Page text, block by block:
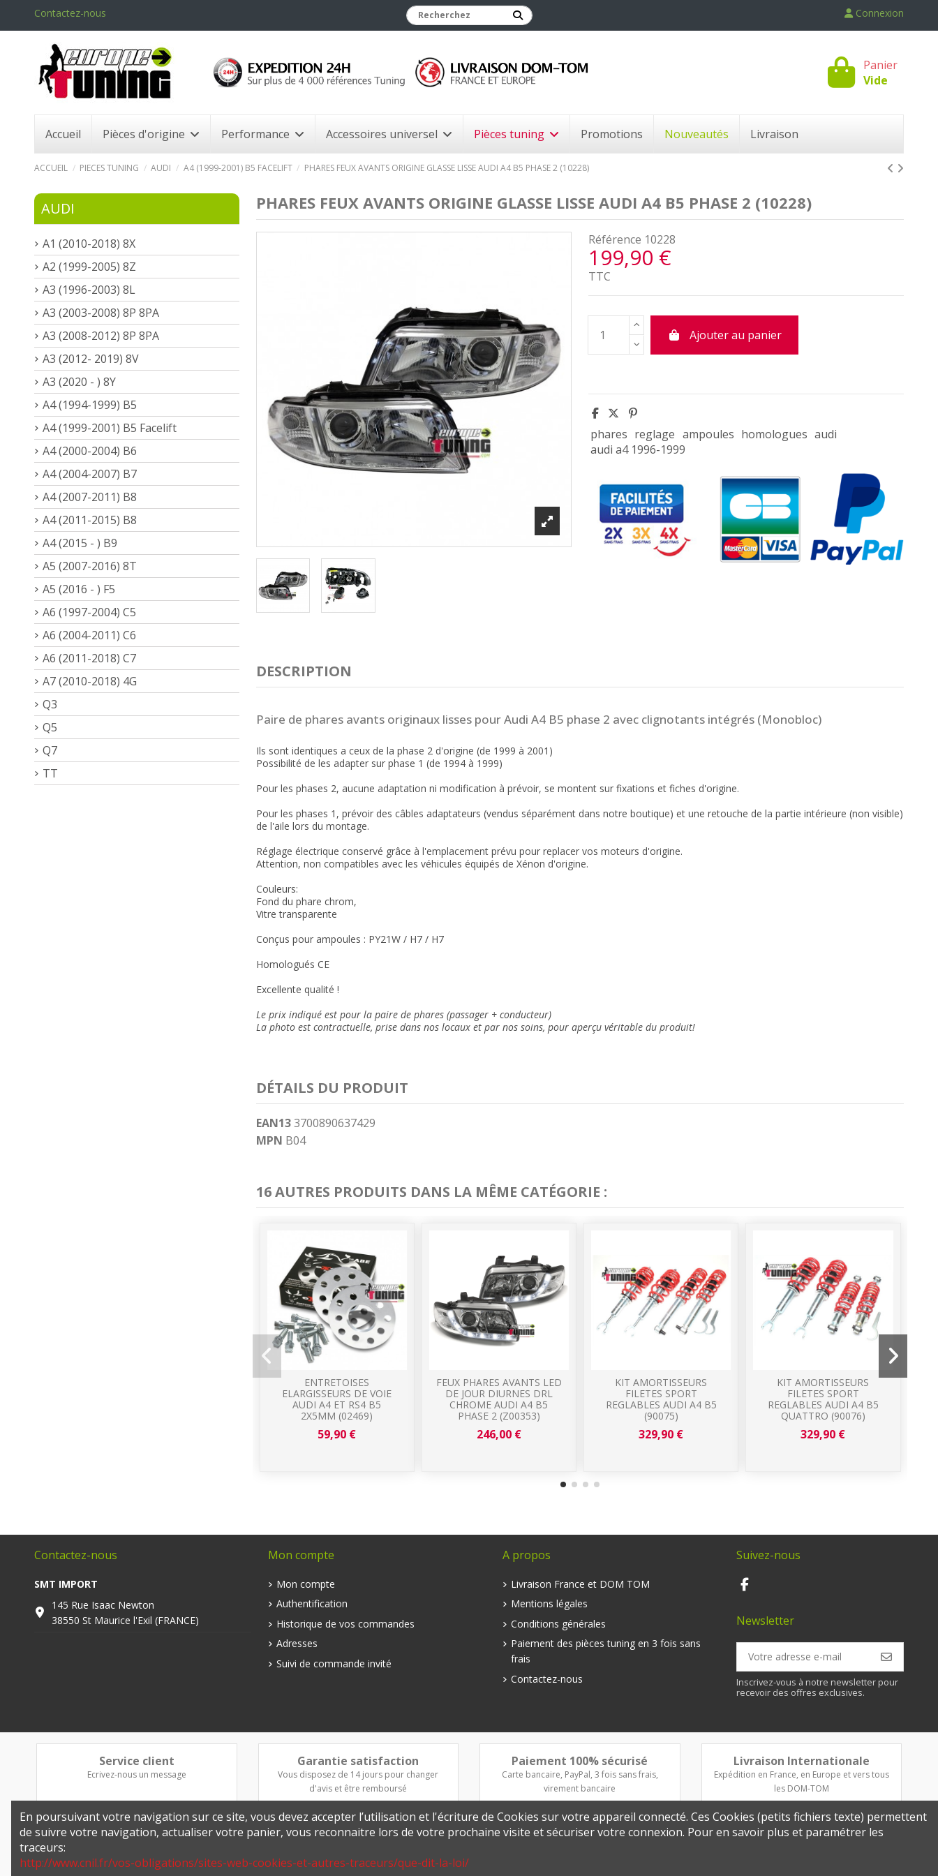
Contactez-nous Connexion
Panier
Vide
Accueil Pièces d'origine Performance Accessoires universel Pièces tuning Promotions Nouveautés Livraison
ACCUEIL PIECES TUNING AUDI A4 (1999-2001) B5 FACELIFT PHARES FEUX AVANTS ORIGINE GLASSE LISSE AUDI A4 B5 PHASE 2 (10228)
PHARES FEUX AVANTS ORIGINE GLASSE LISSE AUDI A4 B5 PHASE 2 (10228)
Référence 10228
199,90 €
TTC
Ajouter au panier
phares reglage ampoules homologues audi
audi a4 1996-1999
DESCRIPTION
Paire de phares avants originaux lisses pour Audi A4 B5 phase 2 avec clignotants intégrés (Monobloc)
Ils sont identiques a ceux de la phase 2 d'origine (de 1999 à 2001)
Possibilité de les adapter sur phase 1 (de 1994 à 1999)
Pour les phases 2, aucune adaptation ni modification à prévoir, se montent sur fixations et fiches d'origine.
Pour les phases 1, prévoir des câbles adaptateurs (vendus séparément dans notre boutique) et une retouche de la partie intérieure (non visible)
de l'aile lors du montage.
Réglage électrique conservé grâce à l'emplacement prévu pour replacer vos moteurs d'origine.
Attention, non compatibles avec les véhicules équipés de Xénon d'origine.
Couleurs:
Fond du phare chrom,
Vitre transparente
Conçus pour ampoules : PY21W / H7 / H7
Homologués CE
Excellente qualité !
Le prix indiqué est pour la paire de phares (passager + conducteur)
La photo est contractuelle, prise dans nos locaux etpar nos soins, pour aperçu véritable du produit!
DÉTAILS DU PRODUIT
EAN13 3700890637429
MPN B04
16 AUTRES PRODUITS DANS LA MÊME CATÉGORIE :
ENTRETOISES
ELARGISSEURS DE VOIE
AUDI A4 ET RS4 B5
2X5MM (02469)
59,90 €
FEUX PHARES AVANTS LED
DE JOUR DIURNES DRL
CHROME AUDI A4 B5
PHASE 2 (Z00353)
246,00 €
KIT AMORTISSEURS
FILETES SPORT
REGLABLES AUDI A4 B5
(90075)
329,90 €
KIT AMORTISSEURS
FILETES SPORT
REGLABLES AUDI A4 B5
QUATTRO (90076)
329,90 €
AUDI
A1 (2010-2018) 8X
A2 (1999-2005) 8Z
A3 (1996-2003) 8L
A3 (2003-2008) 8P 8PA
A3 (2008-2012) 8P 8PA
A3 (2012- 2019) 8V
A3 (2020 - ) 8Y
A4 (1994-1999) B5
A4 (1999-2001) B5 Facelift
A4 (2000-2004) B6
A4 (2004-2007) B7
A4 (2007-2011) B8
A4 (2011-2015) B8
A4 (2015 - ) B9
A5 (2007-2016) 8T
A5 (2016 - ) F5
A6 (1997-2004) C5
A6 (2004-2011) C6
A6 (2011-2018) C7
A7 (2010-2018) 4G
Q3
Q5
Q7
TT
Contactez-nous
SMT IMPORT
145 Rue Isaac Newton
38550 St Maurice l'Exil (FRANCE)
Mon compte
Mon compte
Authentification
Historique de vos commandes
Adresses
Suivi de commande invité
A propos
Livraison France et DOM TOM
Mentions légales
Conditions générales
Paiement des pièces tuning en 3 fois sans
frais
Contactez-nous
Suivez-nous
Newsletter
Inscrivez-vous à notre newsletter pour
recevoir des offres exclusives.
Service client
Ecrivez-nous un message
Garantie satisfaction
Vous disposez de 14 jours pour changer
d'avis et être remboursé
Paiement 100% sécurisé
Carte bancaire, PayPal, 3 fois sans frais,
virement bancaire
Livraison Internationale
Expédition en France, en Europe et vers tous
les DOM-TOM
En poursuivant votre navigation sur ce site, vous devez accepter l’utilisation et l'écriture de Cookies sur votre appareil connecté. Ces Cookies (petits fichiers texte) permettent
de suivre votre navigation, actualiser votre panier, vous reconnaitre lors de votre prochaine visite et sécuriser votre connexion. Pour en savoir plus et paramétrer les
traceurs:
http://www.cnil.fr/vos-obligations/sites-web-cookies-et-autres-traceurs/que-dit-la-loi/